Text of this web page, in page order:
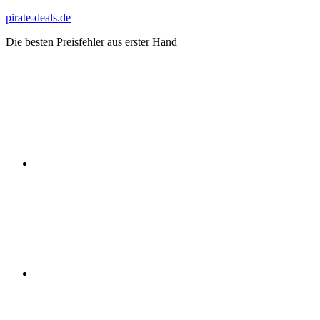
Zum
springen
pirate-deals.de
Die besten Preisfehler aus erster Hand